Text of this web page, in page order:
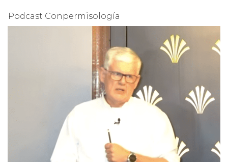
Podcast Conpermisología